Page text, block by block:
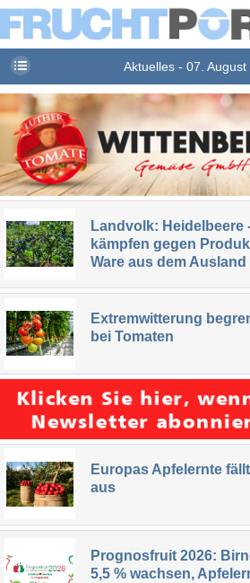
Aktuelles - 07. August
Landvolk: Heidelbeere
kämpfen gegen
Ware aus dem Ausland
Extremwitterung
bei Tomaten
Europas Apfelernte
aus
Prognosfruit 2026:
5,5 % wachsen,